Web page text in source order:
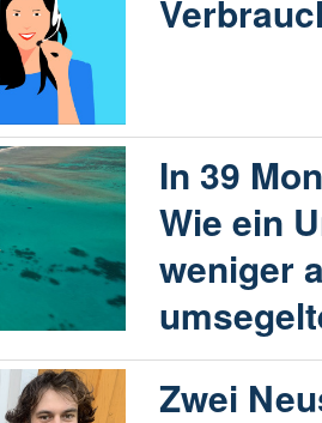
In 39
Wie ein
weniger
Zwei